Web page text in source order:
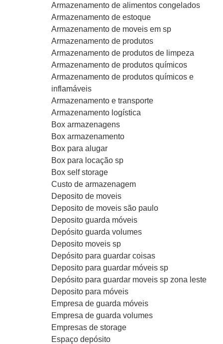
Armazenamento de alimentos congelados
Armazenamento de estoque
Armazenamento de moveis em sp
Armazenamento de produtos
Armazenamento de produtos de limpeza
Armazenamento de produtos químicos
Armazenamento de produtos químicos e
inflamáveis
Armazenamento e transporte
Armazenamento logística
Box armazenagens
Box armazenamento
Box para alugar
Box para locação sp
Box self storage
Custo de armazenagem
Deposito de moveis
Deposito de moveis são paulo
Deposito guarda móveis
Depósito guarda volumes
Deposito moveis sp
Depósito para guardar coisas
Deposito para guardar móveis sp
Depósito para guardar moveis sp zona leste
Deposito para móveis
Empresa de guarda móveis
Empresa de guarda volumes
Empresas de storage
Espaço depósito